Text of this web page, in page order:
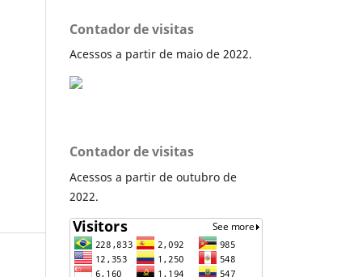
Contador de visitas
Acessos a partir de maio de 2022.
Contador de visitas
Acessos a partir de outubro de
2022.